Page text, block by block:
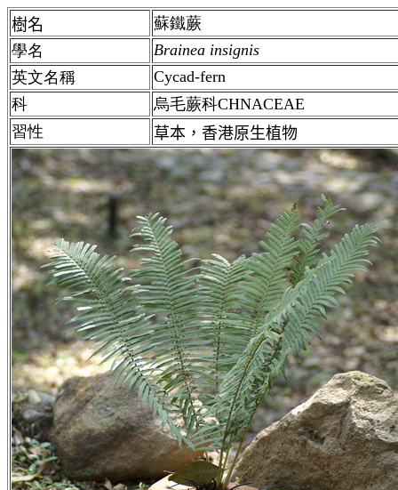
樹名
蘇鐵蕨
學名
Brainea insignis
英文名稱
Cycad-fern
科
烏毛蕨科CHNACEAE
習性
草本，香港原生植物